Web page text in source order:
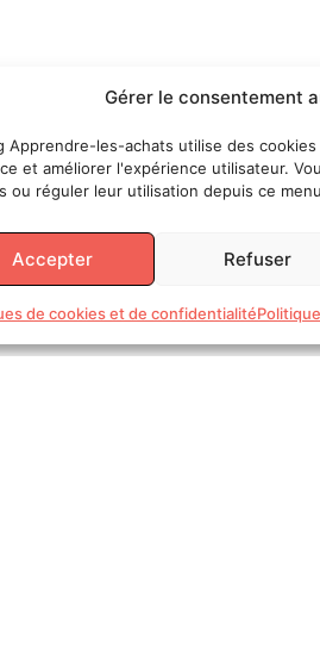
Gérer le consentement
Apprendre-les-achats utilise des
et améliorer l'expérience utilisateur.
ou réguler leur utilisation depuis ce
Accepter Refuser
de cookies et de confidentialité
LES SUJETS
DigitalInspiration
Management
SUIVEZ-MOI